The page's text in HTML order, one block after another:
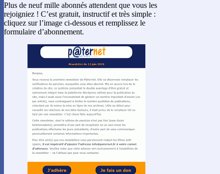
Plus de neuf mille abonnés attendent que vous les
rejoigniez ! C’est gratuit, instructif et très simple :
cliquez sur l’image ci-dessous et remplissez le
formulaire d’abonnement.